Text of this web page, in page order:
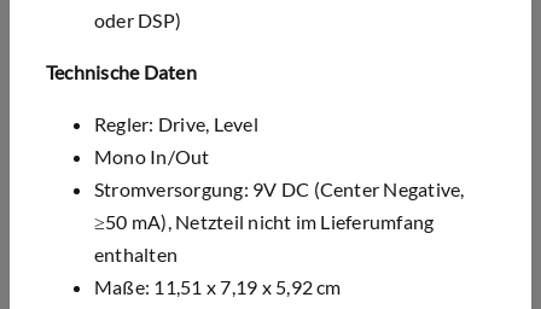
oder DSP)
Technische Daten
Regler: Drive, Level
Mono In/Out
Stromversorgung: 9V DC (Center Negative,
≥50 mA), Netzteil nicht im Lieferumfang
enthalten
Maße: 11,51 x 7,19 x 5,92 cm